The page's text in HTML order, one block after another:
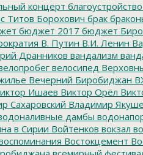
концерт благоустройство
Титов Борохович брак
бюджет 2017 бюджет
В. Путин В.И. Ленин
Дранников вандализм
велосипед
Вечерний Биробиджан
Ишаев Виктор Орёл
Сахаровский Владимир
дамбы
в Сирии Войтенков вокзал
Востокцемент